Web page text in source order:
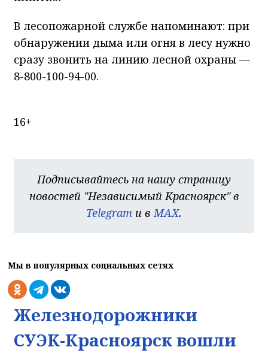
В лесопожарной службе напоминают: при
обнаружении дыма или огня в лесу нужно
сразу звонить на линию лесной охраны —
8-800-100-94-00.
16+
Подписывайтесь на нашу страницу
новостей "Независимый Красноярск" в
Telegram и вMAX.
Мы в популярных социальных сетях
Железнодорожники
СУЭК-Красноярск вошли